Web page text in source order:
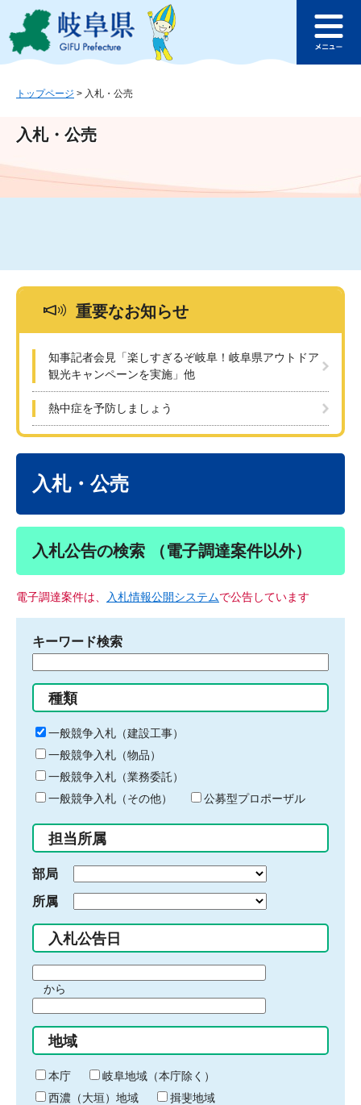
ジ
ュ
文
このページの本文へ
ュ
トップページ > 入札・公売
入札・公売
重要なお知らせ
知事記者会見「楽しすぎるぞ岐阜！岐阜県アウトドア
観光キャンペーンを実施」他
熱中症を予防しましょう
入札・公売
入札公告の検索 （電子調達案件以外）
電子調達案件は、 入札情報公開システムで公告しています
キーワード検索
る
キ
ー
ワ
ー
ド
入
力
種類
一般競争入札（建設工事）
一般競争入札（物品）
一般競争入札（業務委託）
一般競争入札（その他）
公募型プロポーザル
担当所属
部局
所属
入札公告日
間
始
り
から
間
終
わ
り
地域
本庁
岐阜地域（本庁除く）
西濃（大垣）地域
揖斐地域